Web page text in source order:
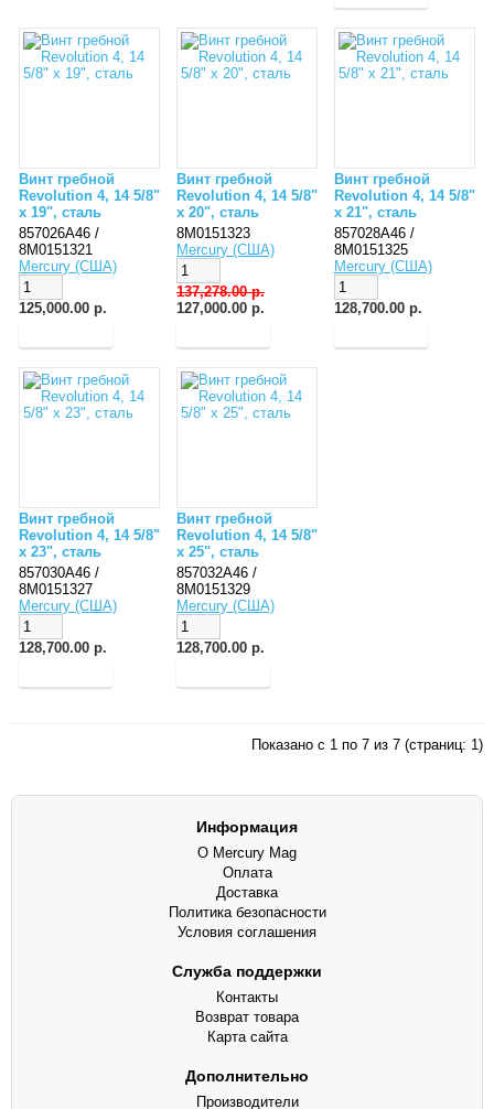
Винт гребной
Revolution 4, 14 5/8"
x 19", сталь
857026A46 /
8M0151321
Mercury (США)
125,000.00 р.
Винт гребной
Revolution 4, 14 5/8"
x 20", сталь
8M0151323
Mercury (США)
137,278.00 р.
127,000.00 р.
Винт гребной
Revolution 4, 14 5/8"
x 21", сталь
857028A46 /
8M0151325
Mercury (США)
128,700.00 р.
Винт гребной
Revolution 4, 14 5/8"
x 23", сталь
857030A46 /
8M0151327
Mercury (США)
128,700.00 р.
Винт гребной
Revolution 4, 14 5/8"
x 25", сталь
857032A46 /
8M0151329
Mercury (США)
128,700.00 р.
Показано с 1 по 7 из 7 (страниц: 1)
Информация
О Mercury Mag
Оплата
Доставка
Политика безопасности
Условия соглашения
Служба поддержки
Контакты
Возврат товара
Карта сайта
Дополнительно
Производители